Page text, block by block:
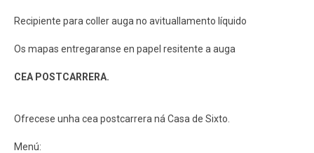
Recipiente para coller auga no avituallamento líquido
Os mapas entregaranse en papel resitente a auga
CEA POSTCARRERA.
Ofrecese unha cea postcarrera ná Casa de Sixto.
Menú: